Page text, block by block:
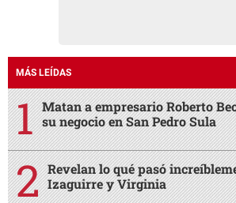
MÁS LEÍDAS
Matan a empresario Roberto
su negocio en San Pedro Sula
Revelan lo qué pasó
Izaguirre y Virginia